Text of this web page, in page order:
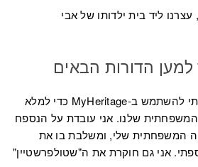
ליד בית ילדותו של אבי
הדורות הבאים
כשחזרתי הביתה, המשכתי להשתמש ב-MyHeritage כדי למלא
שלנו. אני עובדת על הנספח
המשפחתית שלי, ומשלבת בו את
אני גם חוקרת את ה"שטולפרשטיין"